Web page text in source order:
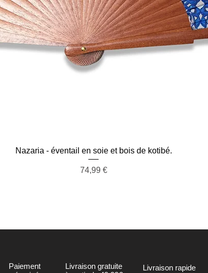
Aperçu rapide
Nazaria - éventail en soie et bois de kotibé.
Prix
74,99 €
Paiement
Livraison gratuite
Livraison rapide